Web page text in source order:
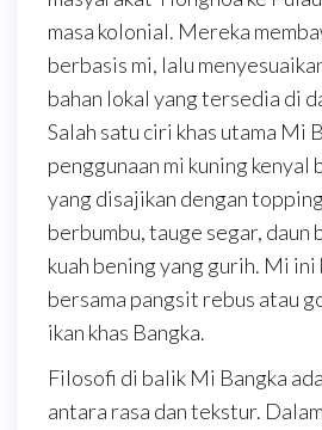
masa kolonial. Mereka
berbasis mi, lalu
bahan lokal yang tersedia di
Salah satu ciri khas utama Mi
penggunaan mi kuning kenyal
yang disajikan dengan
berbumbu, tauge segar, daun
kuah bening yang gurih. Mi
bersama pangsit rebus atau
ikan khas Bangka.
Filosofi di balik Mi Bangka
antara rasa dan tekstur.